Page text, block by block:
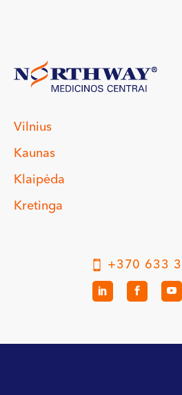
Vilnius
Kaunas
Klaipėda
Kretinga
+370 633